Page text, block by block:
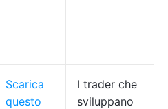
Scarica
questo
I trader che
sviluppano